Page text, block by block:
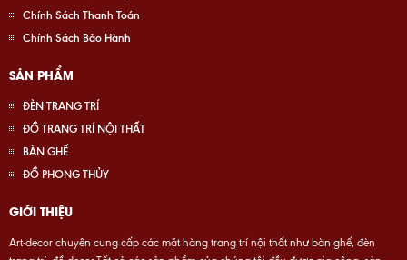
Chính Sách Thanh Toán
Chính Sách Bảo Hành
SẢN PHẨM
ĐÈN TRANG TRÍ
ĐỒ TRANG TRÍ NỘI THẤT
BÀN GHẾ
ĐỒ PHONG THỦY
GIỚI THIỆU
Art-decor chuyên cung cấp các mặt hàng trang trí nội thất như bàn ghế, đèn